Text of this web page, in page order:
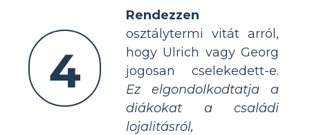
4
Rendezzen
osztálytermi vitát arról,
hogy Ulrich vagy Georg
jogosan cselekedett-e.
Ez elgondolkodtatja a
diákokat a családi
lojalitásról,